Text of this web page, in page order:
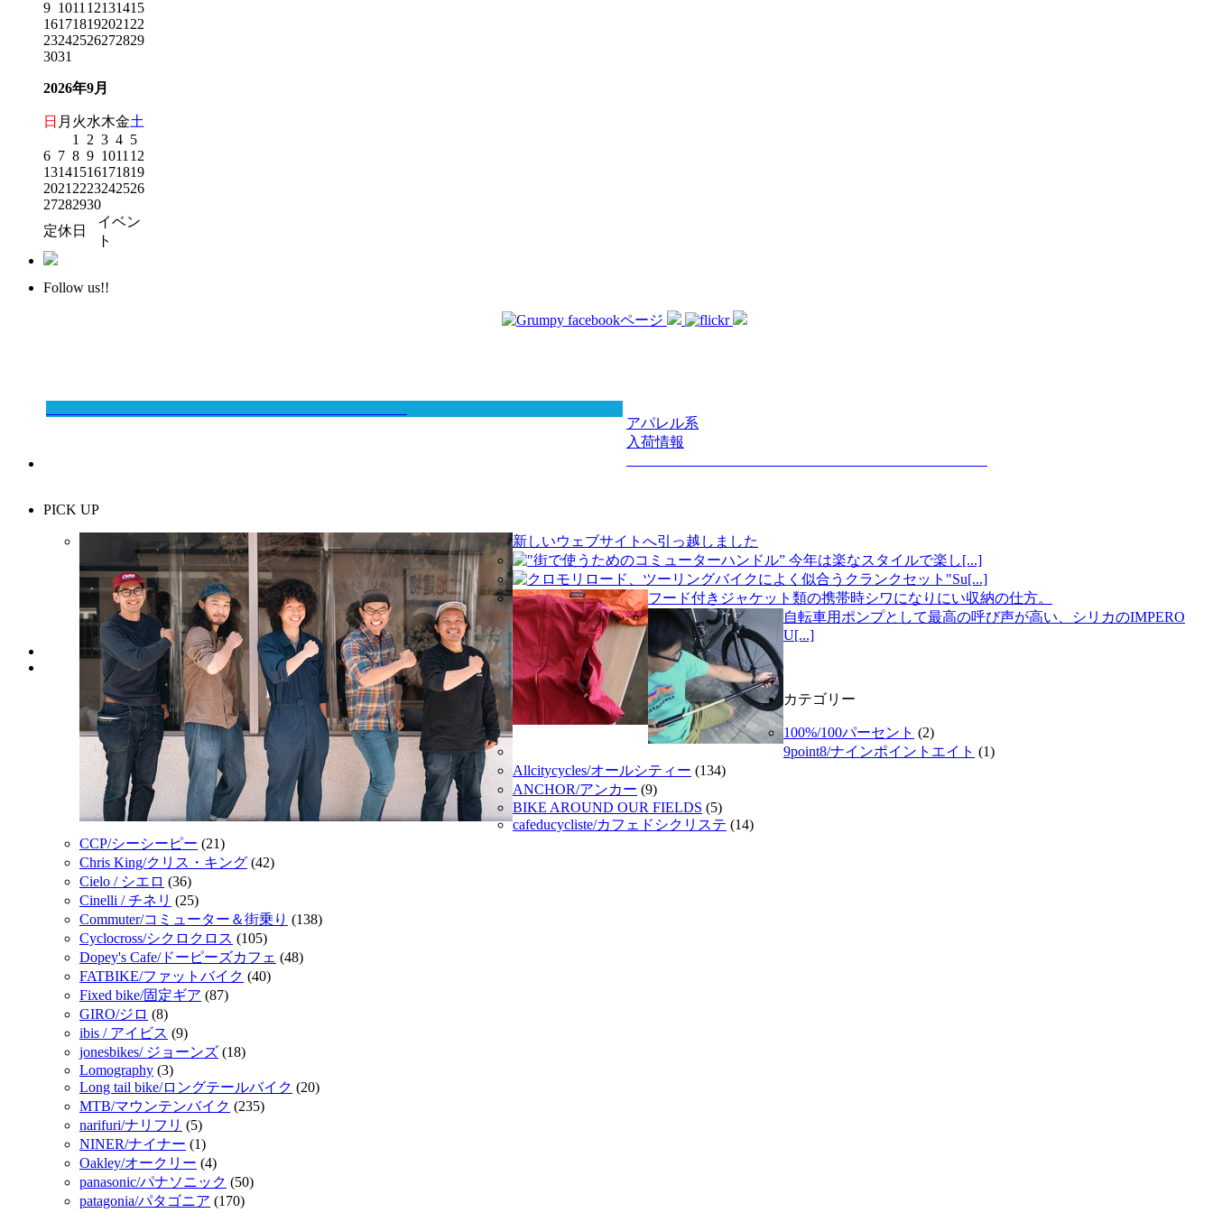
9 1011 12131415
161718192021 22
23242526272829
3031
2026年9月
日 月 火水木金土
1
2 3 4 5
6 7 8 9 1011 12
13141516171819
2021 2223242526
27282930
定休日
イベン
ト
Follow us!!
アパレル系
入荷情報
PICK UP
新しいウェブサイトへ引っ越しました
"街で使うためのコミューターハンドル” 今年は楽なスタイルで楽し[...]
クロモリロード、ツーリングバイクによく似合うクランクセット"Su[...]
フード付きジャケット類の携帯時シワになりにい収納の仕方。
自転車用ポンプとして最高の呼び声が高い、シリカのIMPERO
U[...]
カテゴリー
100%/100パーセント (2)
9point8/ナインポイントエイト (1)
Allcitycycles/オールシティー (134)
ANCHOR/アンカー (9)
BIKE AROUND OUR FIELDS (5)
cafeducycliste/カフェドシクリステ (14)
CCP/シーシーピー (21)
Chris King/クリス・キング (42)
Cielo / シエロ (36)
Cinelli / チネリ (25)
Commuter/コミューター＆街乗り (138)
Cyclocross/シクロクロス (105)
Dopey's Cafe/ドーピーズカフェ (48)
FATBIKE/ファットバイク (40)
Fixed bike/固定ギア (87)
GIRO/ジロ (8)
ibis / アイビス (9)
jonesbikes/ ジョーンズ (18)
Lomography (3)
Long tail bike/ロングテールバイク (20)
MTB/マウンテンバイク (235)
narifuri/ナリフリ (5)
NINER/ナイナー (1)
Oakley/オークリー (4)
panasonic/パナソニック (50)
patagonia/パタゴニア (170)